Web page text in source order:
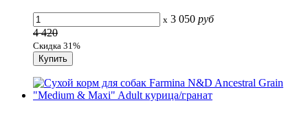
x 3 050 руб
4 420
Скидка 31%